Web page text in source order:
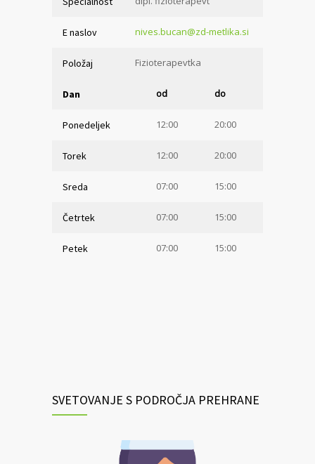
E naslov nives.bucan@zd-metlika.si
Položaj Fizioterapevtka
Dan od do
Ponedeljek 12:00 20:00
Torek 12:00 20:00
Sreda 07:00 15:00
Četrtek 07:00 15:00
Petek 07:00 15:00
SVETOVANJE S PODROČJA PREHRANE